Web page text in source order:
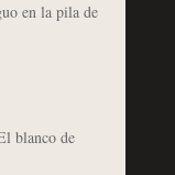
en la pila de
blanco de